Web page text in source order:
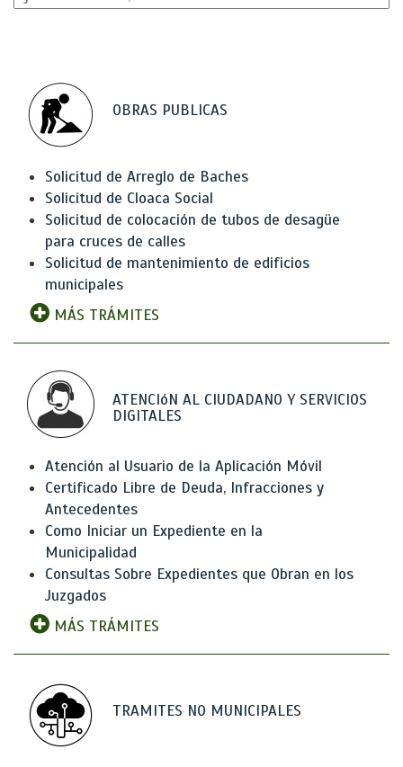
OBRAS PUBLICAS
Solicitud de Arreglo de Baches
Solicitud de Cloaca Social
Solicitud de colocación de tubos de desagüe
para cruces de calles
Solicitud de mantenimiento de edificios
municipales
MÁS TRÁMITES
ATENCIóN AL CIUDADANO Y SERVICIOS
DIGITALES
Atención al Usuario de la Aplicación Móvil
Certificado Libre de Deuda, Infracciones y
Antecedentes
Como Iniciar un Expediente en la
Municipalidad
Consultas Sobre Expedientes que Obran en los
Juzgados
MÁS TRÁMITES
TRAMITES NO MUNICIPALES